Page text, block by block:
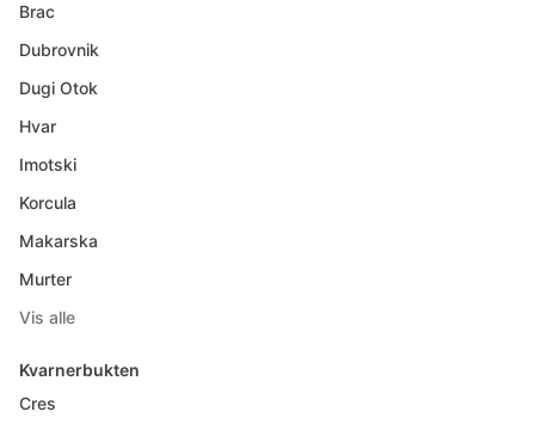
Brac
Dubrovnik
Dugi Otok
Hvar
Imotski
Korcula
Makarska
Murter
Vis alle
Kvarnerbukten
Cres